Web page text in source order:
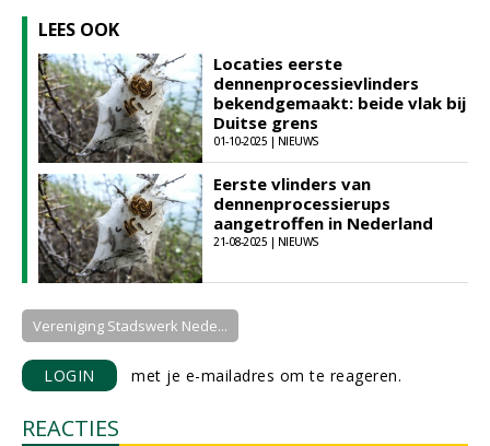
LEES OOK
Locaties eerste
dennenprocessievlinders
bekendgemaakt: beide vlak bij
Duitse grens
01-10-2025 | NIEUWS
Eerste vlinders van
dennenprocessierups
aangetroffen in Nederland
21-08-2025 | NIEUWS
Vereniging Stadswerk Nede...
LOGIN met je e-mailadres om te reageren.
REACTIES